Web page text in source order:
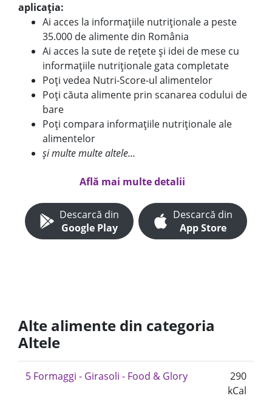
aplicația:
Ai acces la informațiile nutriționale a peste
35.000 de alimente din România
Ai acces la sute de rețete și idei de mese cu
informațiile nutriționale gata completate
Poți vedea Nutri-Score-ul alimentelor
Poți căuta alimente prin scanarea codului de
bare
Poți compara informațiile nutriționale ale
alimentelor
și multe multe altele...
Află mai multe detalii
Descarcă din
Google Play
Descarcă din
App Store
Alte alimente din categoria
Altele
5 Formaggi - Girasoli - Food & Glory
290
kCal